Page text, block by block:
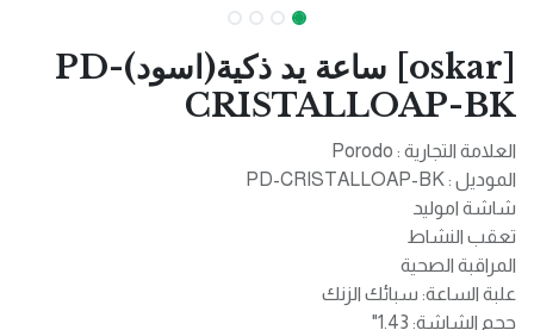
[oskar] ساعة يد ذكية(اسود)PD-
CRISTALLOAP-BK
العلامة التجارية : Porodo
الموديل : PD-CRISTALLOAP-BK
شاشة اموليد
تعقب النشاط
المراقبة الصحية
علبة الساعة: سبائك الزنك
حجم الشاشة: 1.43"